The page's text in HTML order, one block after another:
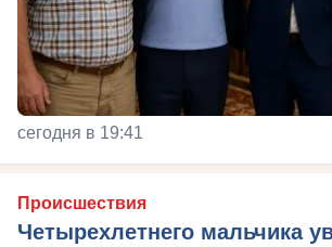
сегодня в 19:41
Происшествия
Четырехлетнего мальчика